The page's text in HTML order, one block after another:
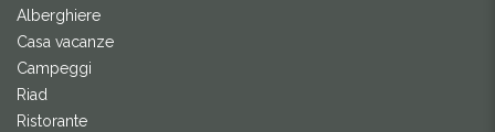
Alberghiere
Casa vacanze
Campeggi
Riad
Ristorante